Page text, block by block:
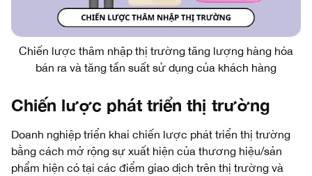
Chiến lược thâm nhập thị trường tăng lượng hàng hóa
bán ra và tăng tần suất sử dụng của khách hàng
Chiến lược phát triển thị trường
Doanh nghiệp triển khai chiến lược phát triển thị trường
bằng cách mở rộng sự xuất hiện của thương hiệu/sản
phẩm hiện có tại các điểm giao dịch trên thị trường và